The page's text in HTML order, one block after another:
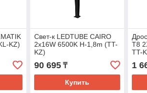
KZ)
Свет-к LEDTUBE CAIRO
2x16W 6500K H-1,8m (TT-
KZ)
90 695₸
Купить
T8
TT-
1